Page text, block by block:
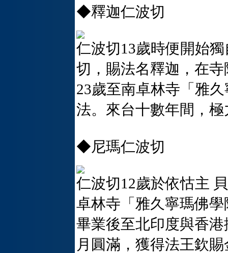
◆釋迦仁波切
仁波切13歲時便開始
切，賜法名釋迦，在
23歲至南卓林寺「雅
法。來台十數年間，
◆尼瑪仁波切
仁波切12歲於依怙主
卓林寺「雅久寧瑪佛
畢業後至北印度與香
月圓滿，獲得法王欽